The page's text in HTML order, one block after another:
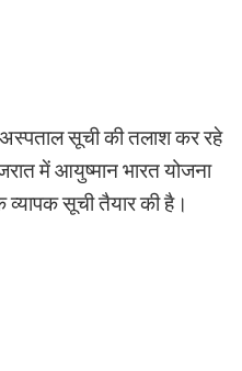
सूची की तलाश कर रहे
में आयुष्मान भारत योजना
सूची तैयार की है।